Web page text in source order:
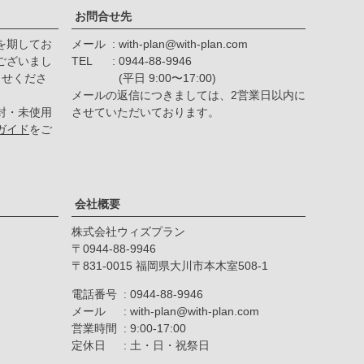
期してお
ざいまし
くださ
・未使用
イドをご
お問合せ先
メール
with-plan@with-plan.com
TEL
0944-88-9946
(平日 9:00〜17:00)
メールの返信につきましては、2営業日以内に
させていただいております。
会社概要
株式会社ウィズプラン
0944-88-9946
〒831-0015 福岡県大川市本木室508-1
電話番号
0944-88-9946
メール
with-plan@with-plan.com
営業時間
9:00-17:00
定休日
土・日・祝祭日